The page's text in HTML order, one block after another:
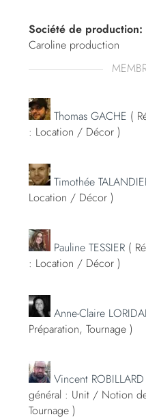
Société de production:
Caroline production
Thomas GACHE (
: Location / Décor )
Timothée
Location / Décor )
Pauline TESSIER (
: Location / Décor )
Anne-Claire
Préparation, Tournage )
Vincent ROBILLARD
général : Unit / Notion
Tournage )